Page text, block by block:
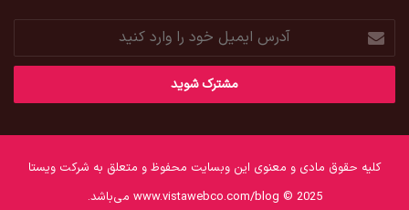
آدرس
ایمیل
خود
وارد
کلیه حقوق مادی و معنوی این وبسایت محفوظ و متعلق به شرکت ویستا
www.vistawebco.com/blog © 2025 می‌باشد.